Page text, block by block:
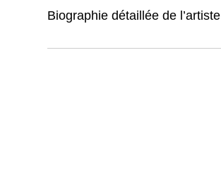
Biographie détaillée de l’artiste